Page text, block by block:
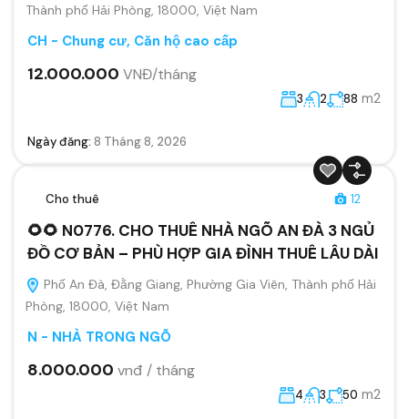
Thành phố Hải Phòng, 18000, Việt Nam
CH - Chung cư, Căn hộ cao cấp
12.000.000 VNĐ/tháng
3 2 88 m2
Ngày đăng: 8 Tháng 8, 2026
Cho thuê 12
🌻🌻 N0776. CHO THUÊ NHÀ NGÕ AN ĐÀ 3 NGỦ
ĐỒ CƠ BẢN – PHÙ HỢP GIA ĐÌNH THUÊ LÂU DÀI
Phố An Đà, Đằng Giang, Phường Gia Viên, Thành phố Hải
Phòng, 18000, Việt Nam
N - NHÀ TRONG NGÕ
8.000.000 vnđ / tháng
4 3 50 m2